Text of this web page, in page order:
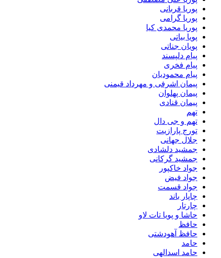
پوریا قربانی
پوریا گرامی
پوریا محمدی کیا
پویا بیاتی
پویان جناتی
پیام دلپسند
پیام فخری
پیام محمودیان
پیمان اشرفی و مهرداد قیمنی
پیمان پهلوان
پیمان قنادی
تهم
تهم و جی دال
تورج پارازیت
جلال جهانی
جمشید دلشادی
جمشید گرکانی
جواد خاکپور
جواد فیض
جواد قسمت
چاپار باند
چارتار
حاشا و پویا تات لاو
حافظ
حافظ آهودشتی
حامد
حامد اسدالهی